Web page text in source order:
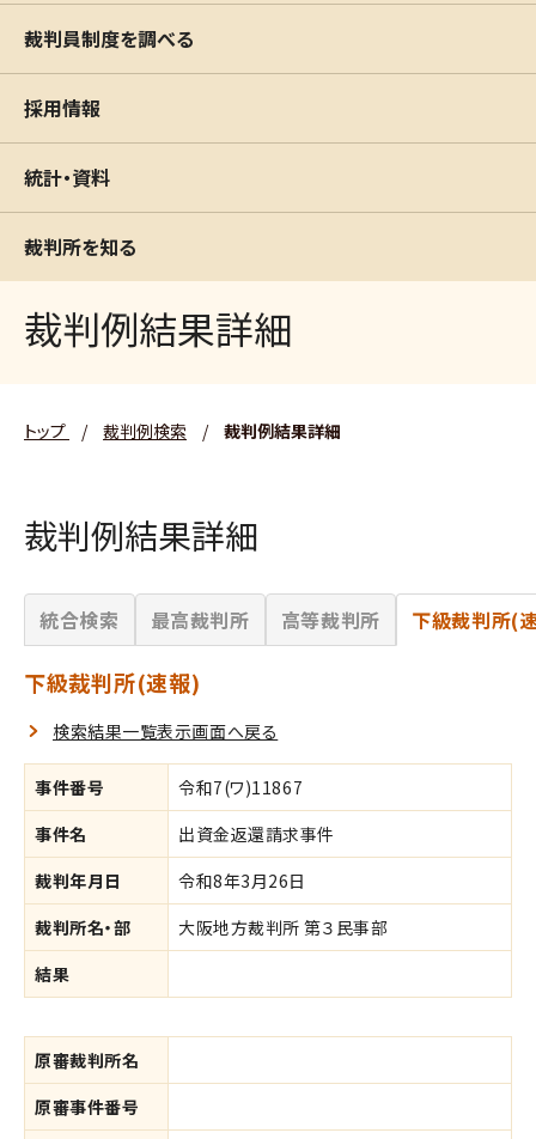
裁判員制度を調べる
採用情報
統計・資料
裁判所を知る
裁判例結果詳細
トップ / 裁判例検索 / 裁判例結果詳細
裁判例結果詳細
統合検索 最高裁判所 高等裁判所 下級裁判所(
下級裁判所(速報)
検索結果一覧表示画面へ戻る
事件番号
令和7(ワ)11867
事件名
出資金返還請求事件
裁判年月日
令和8年3月26日
裁判所名・部
大阪地方裁判所 第３民事部
結果
原審裁判所名
原審事件番号